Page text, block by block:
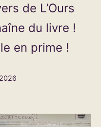
de L’Ours
du livre !
en prime !